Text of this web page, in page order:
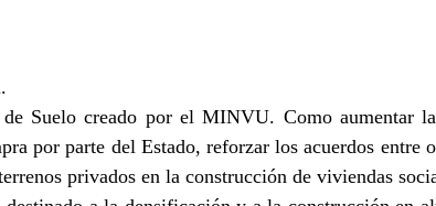
Suelo creado por el MINVU. Como aumentar
por parte del Estado, reforzar los acuerdos entre
privados en la construcción de viviendas